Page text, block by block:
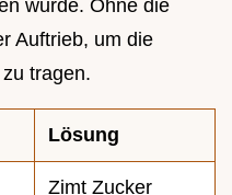
wurde. Ohne die
Auftrieb, um die
tragen.
Lösung
Zimt Zucker